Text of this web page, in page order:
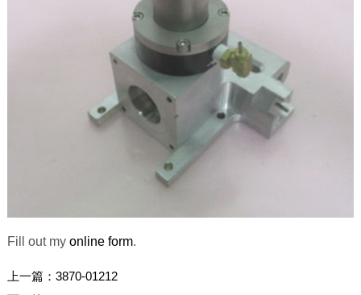
Fill out my online form.
上一篇： 3870-01212